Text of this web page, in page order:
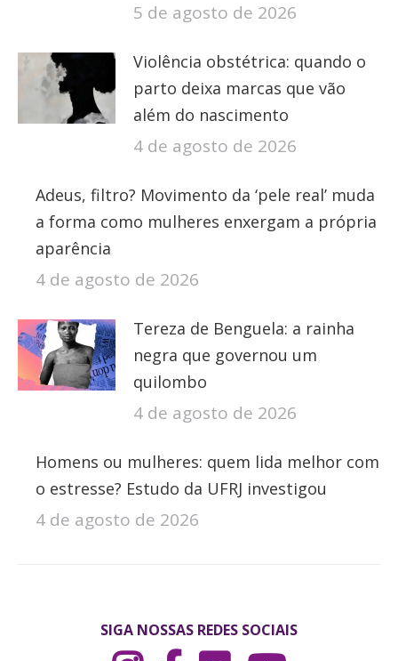
5 de agosto de 2026
Violência obstétrica: quando o
parto deixa marcas que vão
além do nascimento
4 de agosto de 2026
Adeus, filtro? Movimento da ‘pele real’ muda
a forma como mulheres enxergam a própria
aparência
4 de agosto de 2026
Tereza de Benguela: a rainha
negra que governou um
quilombo
4 de agosto de 2026
Homens ou mulheres: quem lida melhor com
o estresse? Estudo da UFRJ investigou
4 de agosto de 2026
SIGA NOSSAS REDES SOCIAIS